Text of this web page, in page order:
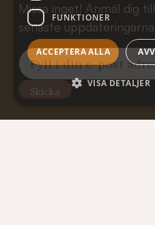
Missa inget! Anmäl dig
senaste
FUNKTIONER
ACCEPTERA ALLA
VISA DETALJER